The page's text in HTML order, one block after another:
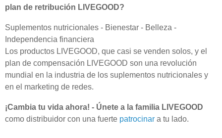
plan de retribución LIVEGOOD?
Suplementos nutricionales - Bienestar - Belleza -
Independencia financiera
Los productos LIVEGOOD, que casi se venden solos, y el
plan de compensación LIVEGOOD son una revolución
mundial en la industria de los suplementos nutricionales y
en el marketing de redes.
¡Cambia tu vida ahora! - Únete a la familia LIVEGOOD
como distribuidor con una fuerte patrocinar a tu lado.